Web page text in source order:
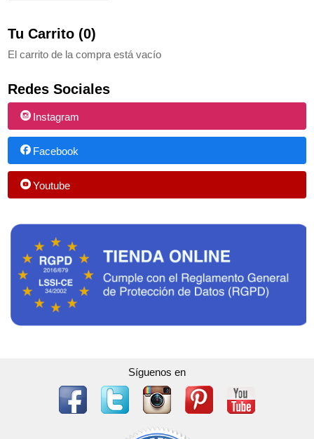
Tu Carrito (0)
El carrito de la compra está vacío
Redes Sociales
Instagram
Facebook
Youtube
Síguenos en